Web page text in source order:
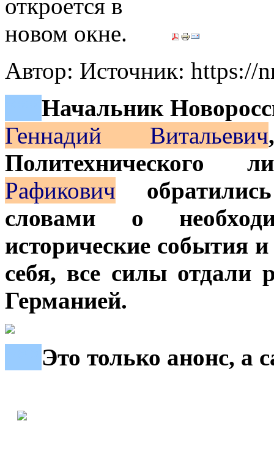
Автор: Источник: https://
Начальник
Геннадий Витальевич
Политехнического
Рафикович
словами о
исторические события
себя, все силы отдали
Германией.
Это только анонс, а